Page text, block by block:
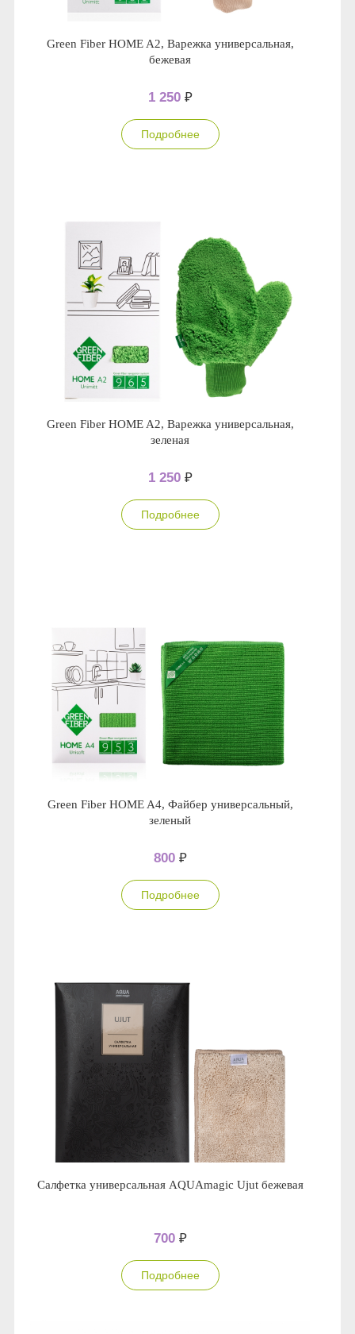
Green Fiber HOME A2, Варежка универсальная,
бежевая
1 250 ₽
Подробнее
Green Fiber HOME A2, Варежка универсальная,
зеленая
1 250 ₽
Подробнее
Green Fiber HOME A4, Файбер универсальный,
зеленый
800 ₽
Подробнее
Салфетка универсальная AQUAmagic Ujut бежевая
700 ₽
Подробнее